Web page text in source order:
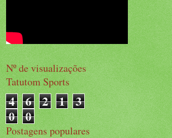
Nº de visualizações
Tatutom Sports
4 6 2 1 3
0 0
Postagens populares